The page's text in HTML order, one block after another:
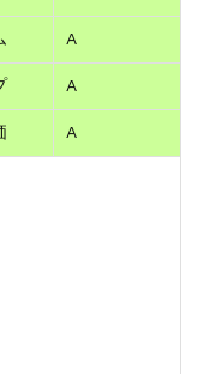
A
A
A